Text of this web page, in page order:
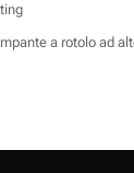
a rotolo ad